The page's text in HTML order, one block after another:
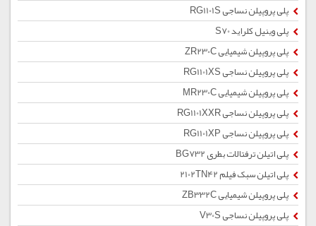
پلی پروپیلن نساجی RG1101S
پلی وینیل کلراید S70
پلی پروپیلن شیمیایی ZR230C
پلی پروپیلن نساجی RG1101XS
پلی پروپیلن شیمیایی MR230C
پلی پروپیلن نساجی RG1101XXR
پلی پروپیلن نساجی RG1101XP
پلی اتیلن ترفتالات بطری BG732
پلی اتیلن سبک فیلم 2102TN42
پلی پروپیلن شیمیایی ZB332C
پلی پروپیلن نساجی V30S